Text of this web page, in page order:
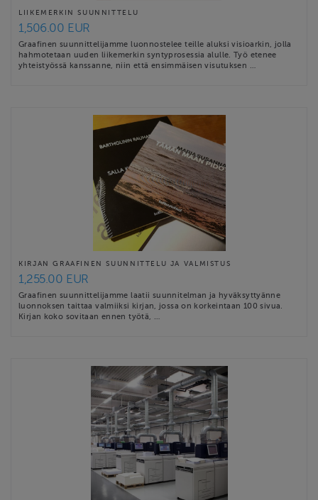
LIIKEMERKIN SUUNNITTELU
1,506.00 EUR
Graafinen suunnittelijamme luonnostelee teille aluksi visioarkin, jolla
hahmotetaan uuden liikemerkin syntyprosessia alulle. Työ etenee
yhteistyössä kanssanne, niin että ensimmäisen visutuksen …
KIRJAN GRAAFINEN SUUNNITTELU JA VALMISTUS
1,255.00 EUR
Graafinen suunnittelijamme laatii suunnitelman ja hyväksyttyänne
luonnoksen taittaa valmiiksi kirjan, jossa on korkeintaan 100 sivua.
Kirjan koko sovitaan ennen työtä, …